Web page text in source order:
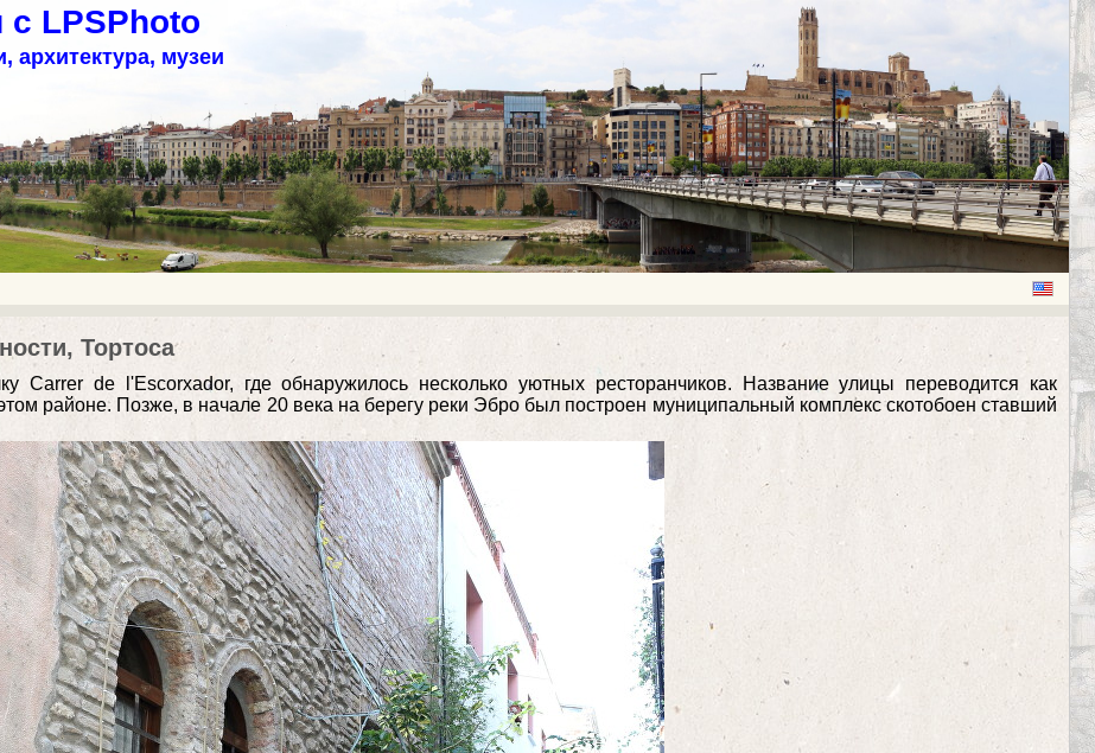
с LPSPhoto
архитектура, музеи
Тортоса
de l'Escorxador, где обнаружилось несколько уютных ресторанчиков. Название улицы переводится как
районе. Позже, в начале 20 века на берегу реки Эбро был построен муниципальный комплекс скотобоен ставший